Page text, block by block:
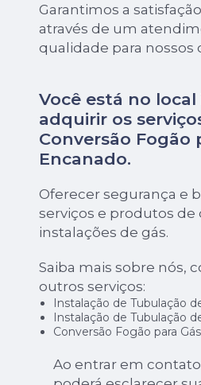
Garantimos a
através de um
qualidade para nossos
Você está no local
adquirir os
Conversão Fogão
Encanado.
Oferecer segurança e
serviços e produtos de
instalações de gás.
Saiba mais sobre nós,
outros serviços:
Instalação de Tubulação
Instalação de Tubulação
Conversão Fogão para
Ao entrar em